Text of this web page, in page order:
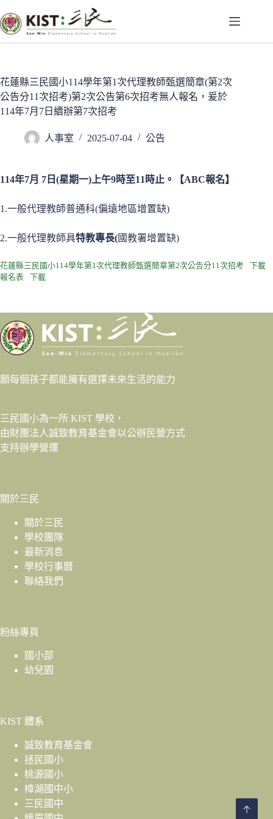
至
主
容
花蓮縣三民國小114學年第1次代理教師甄選簡章(第2次
公告分11次招考)第2次公告第6次招考無人報名，爰於
114年7月7日續辦第7次招考
人事室 2025-07-04 公告
114年7月 7日(星期一)上午9時至11時止。【ABC報名】
1.一般代理教師普通科(偏遠地區增置缺)
2.一般代理教師具特教專長(國教署增置缺)
花蓮縣三民國小114學年第1次代理教師甄選簡章第2次公告分11次招考
下載
報名表
下載
願每個孩子都能擁有選擇未來生活的能力
三民國小為一所 KIST 學校，
由財團法人誠致教育基金會以公辦民營方式
支持辦學營運
關於三民
關於三民
學校團隊
最新消息
學校行事曆
聯絡我們
粉絲專頁
國小部
幼兒園
KIST 體系
誠致教育基金會
拯民國小
桃源國小
樟湖國中小
三民國中